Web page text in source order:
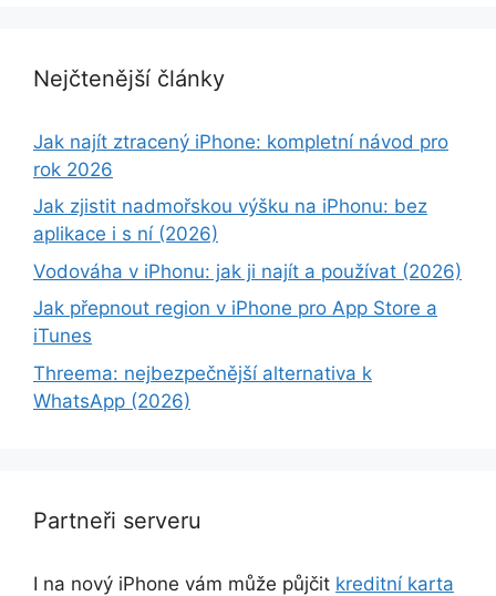
Nejčtenější články
Jak najít ztracený iPhone: kompletní návod pro
rok 2026
Jak zjistit nadmořskou výšku na iPhonu: bez
aplikace i s ní (2026)
Vodováha v iPhonu: jak ji najít a používat (2026)
Jak přepnout region v iPhone pro App Store a
iTunes
Threema: nejbezpečnější alternativa k
WhatsApp (2026)
Partneři serveru
I na nový iPhone vám může půjčit kreditní karta